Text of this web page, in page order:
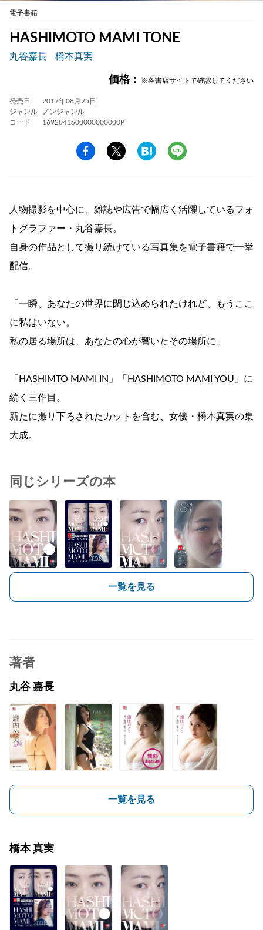
電子書籍
HASHIMOTO MAMI TONE
丸谷嘉長 橋本真実
価格： ※各書店サイトで確認してください
発売日
2017年08月25日
ジャンル
ノンジャンル
コード
1692041600000000000P
人物撮影を中心に、雑誌や広告で幅広く活躍しているフォ
トグラファー・丸谷嘉長。
自身の作品として撮り続けている写真集を電子書籍で一挙
配信。
「一瞬、あなたの世界に閉じ込められたけれど、もうここ
に私はいない。
私の居る場所は、あなたの心が響いたその場所に」
「HASHIMTO MAMI IN」「HASHIMOTO MAMI YOU」に
続く三作目。
新たに撮り下ろされたカットを含む、女優・橋本真実の集
大成。
同じシリーズの本
一覧を見る
著者
丸谷 嘉長
一覧を見る
橋本 真実